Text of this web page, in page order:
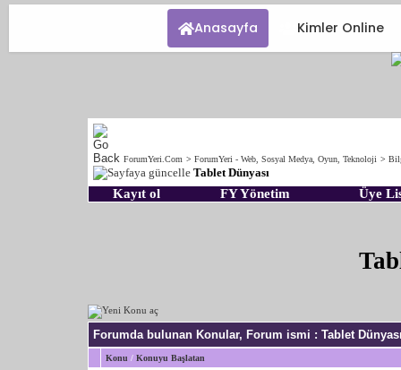
Anasayfa Kimler Online
ForumYeri.Com > ForumYeri - Web, Sosyal Medya, Oyun, Teknoloji >
Tablet Dünyası
Kayıt ol FY Yönetim Üye
Forumda bulunan Konular, Forum ismi : Tablet
Konu / Konuyu Başlatan